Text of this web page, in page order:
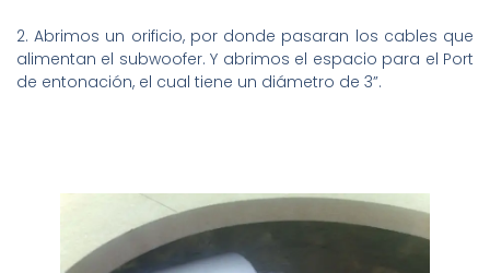
2. Abrimos un orificio, por donde pasaran los cables que
alimentan el subwoofer. Y abrimos el espacio para el Port
de entonación, el cual tiene un diámetro de 3”.